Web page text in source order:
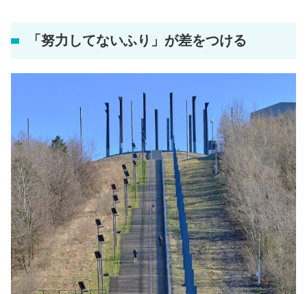
「努力してないふり」が差をつける